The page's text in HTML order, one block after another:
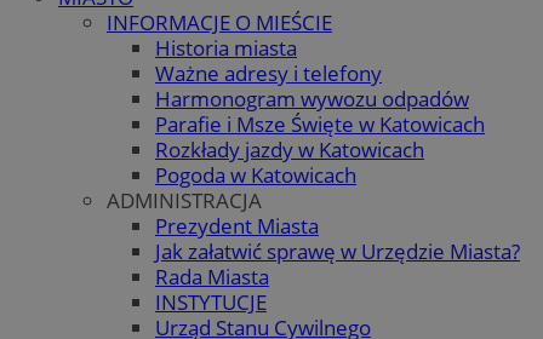
INFORMACJE O MIEŚCIE
Historia miasta
Ważne adresy i telefony
Harmonogram wywozu odpadów
Parafie i Msze Święte w Katowicach
Rozkłady jazdy w Katowicach
Pogoda w Katowicach
ADMINISTRACJA
Prezydent Miasta
Jak załatwić sprawę w Urzędzie Miasta?
Rada Miasta
INSTYTUCJE
Urząd Stanu Cywilnego